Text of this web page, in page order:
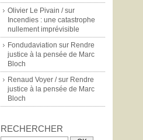
Olivier Le Pivain /sur
Incendies : une catastrophe
nullement imprévisible
Fondudaviation sur Rendre
justice à la pensée de Marc
Bloch
Renaud Voyer /sur Rendre
justice à la pensée de Marc
Bloch
RECHERCHER